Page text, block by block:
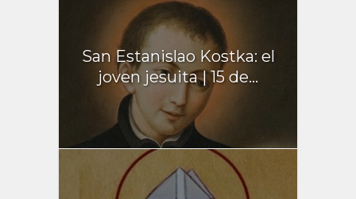
San Estanislao Kostka: el
joven jesuita | 15 de...